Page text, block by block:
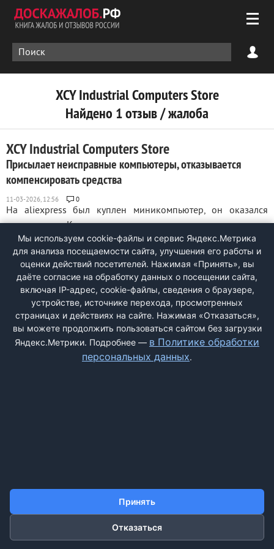
XCY Industrial Computers Store
Найдено 1 отзыв / жалоба
XCY Industrial Computers Store
Присылает неисправные компьютеры, отказывается
компенсировать средства
0
На aliexpress был куплен миникомпьютер, он оказался
неисправен. Конкретно выключался практически сразу
после включения или вис при загрузке. По логам Windows
было видно, что эти симптомы присутствовали уже при
подготовке компьютера, т.е. его заведомо отсылали с
глюком. Происходила переписка с ...
ДОБАВИТЬ ЖАЛОБУ
КОНТАКТЫ
Мы используем cookie-файлы и сервис Яндекс.Метрика
для анализа посещаемости сайта, улучшения его работы и
оценки действий посетителей. Нажимая «Принять», вы
даёте согласие на обработку данных о посещении сайта,
включая IP-адрес, cookie-файлы, сведения о браузере,
устройстве, источнике перехода, просмотренных
страницах и действиях на сайте. Нажимая «Отказаться»,
вы можете продолжить пользоваться сайтом без загрузки
Яндекс.Метрики. Подробнее — в Политике обработки
персональных данных.
Принять
Отказаться